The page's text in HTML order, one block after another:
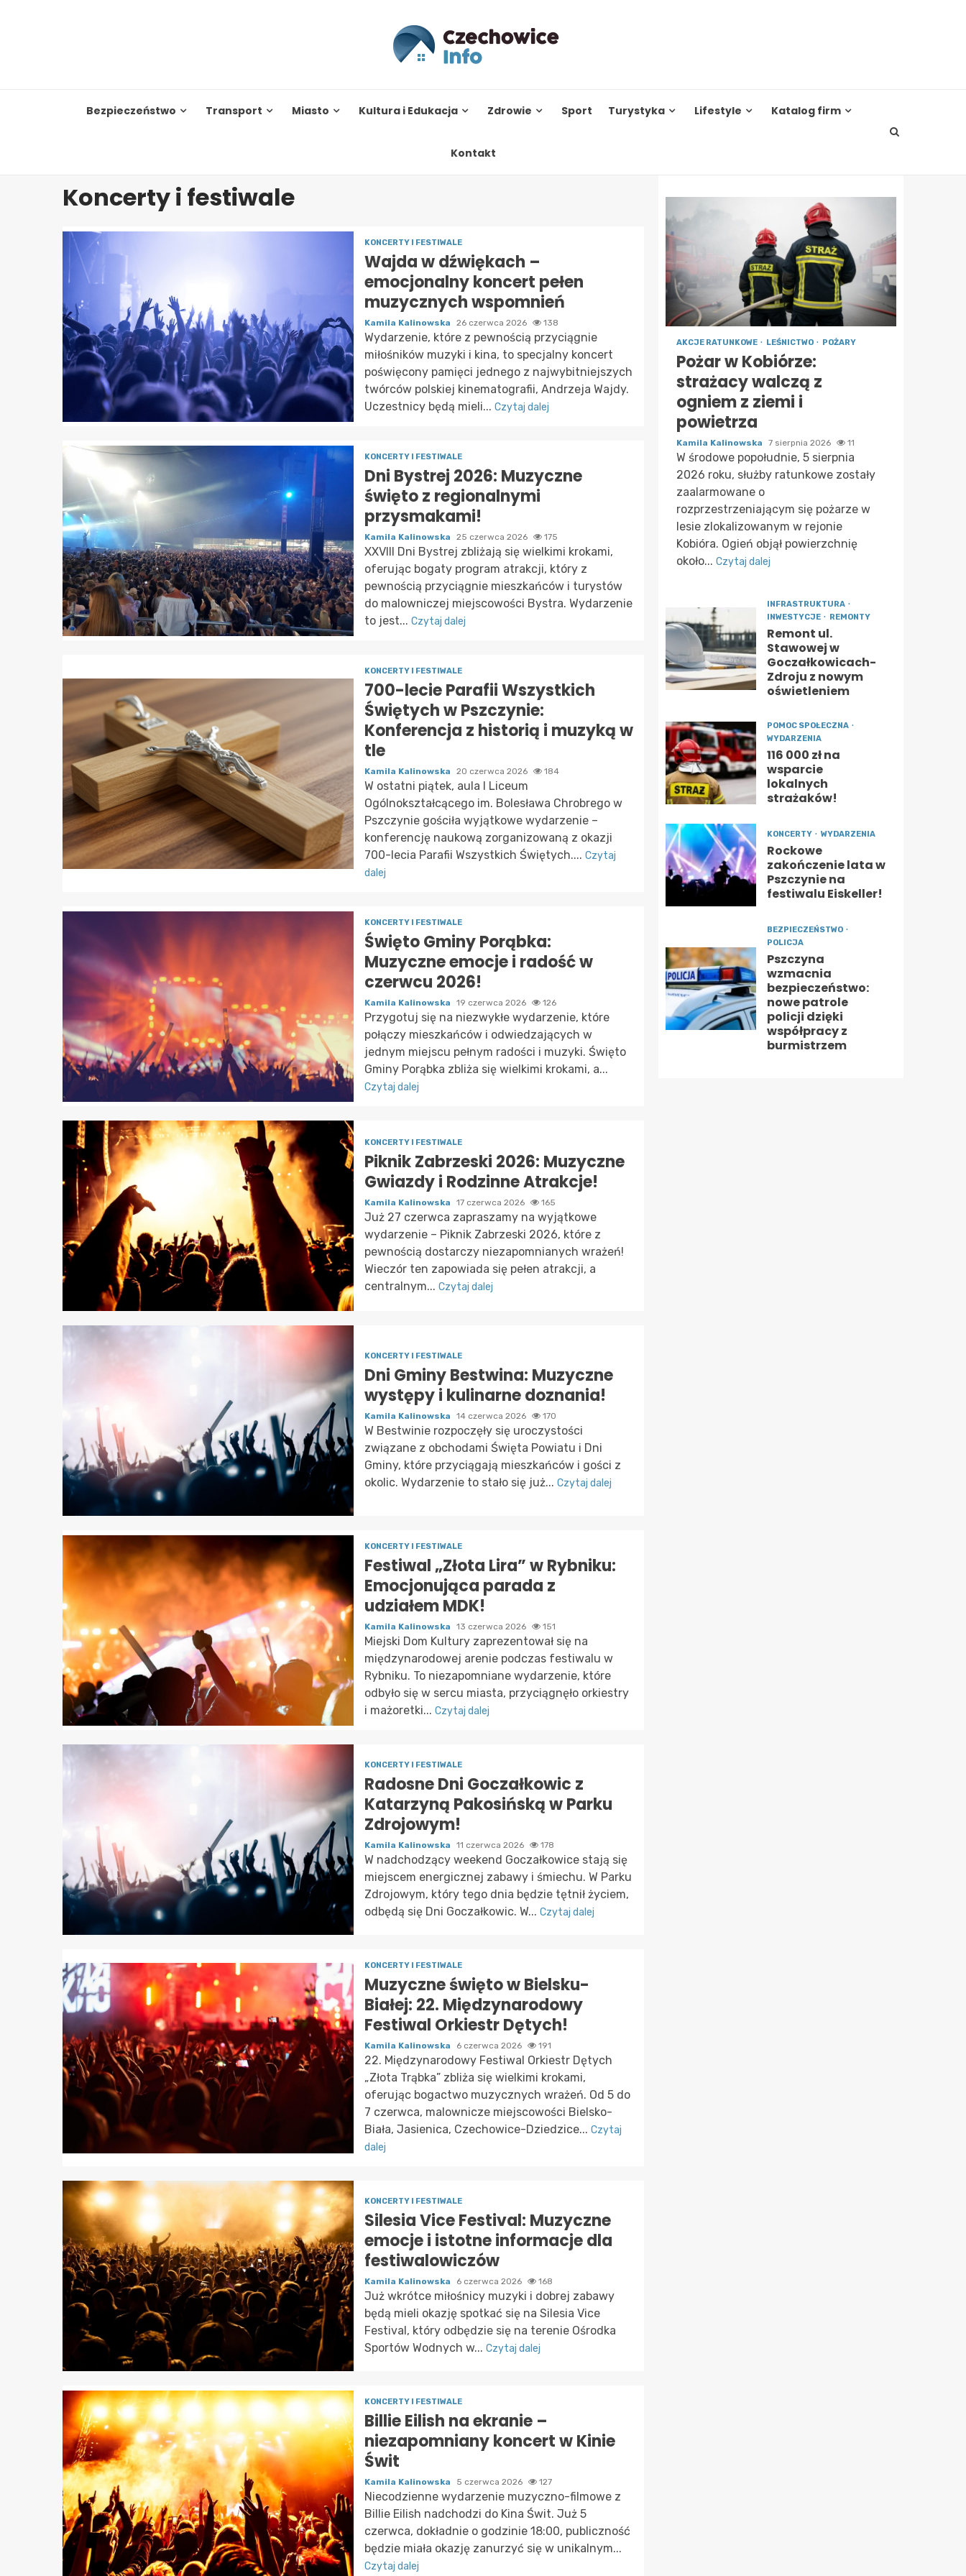
Bezpieczeństwo Transport Miasto Kultura i Edukacja Zdrowie Sport Turystyka Lifestyle Katalog firm
Kontakt
Koncerty i festiwale
KONCERTY I FESTIWALE
Wajda w dźwiękach –
emocjonalny koncert pełen
muzycznych wspomnień
Kamila Kalinowska 26 czerwca 2026 138
Wydarzenie, które z pewnością przyciągnie
miłośników muzyki i kina, to specjalny koncert
poświęcony pamięci jednego z najwybitniejszych
twórców polskiej kinematografii, Andrzeja Wajdy.
Uczestnicy będą mieli... Czytaj dalej
KONCERTY I FESTIWALE
Dni Bystrej 2026: Muzyczne
święto z regionalnymi
przysmakami!
Kamila Kalinowska 25 czerwca 2026 175
XXVIII Dni Bystrej zbliżają się wielkimi krokami,
oferując bogaty program atrakcji, który z
pewnością przyciągnie mieszkańców i turystów
do malowniczej miejscowości Bystra. Wydarzenie
to jest... Czytaj dalej
KONCERTY I FESTIWALE
700-lecie Parafii Wszystkich
Świętych w Pszczynie:
Konferencja z historią i muzyką w
tle
Kamila Kalinowska 20 czerwca 2026 184
W ostatni piątek, aula I Liceum
Ogólnokształcącego im. Bolesława Chrobrego w
Pszczynie gościła wyjątkowe wydarzenie –
konferencję naukową zorganizowaną z okazji
700-lecia Parafii Wszystkich Świętych.... Czytaj
dalej
KONCERTY I FESTIWALE
Święto Gminy Porąbka:
Muzyczne emocje i radość w
czerwcu 2026!
Kamila Kalinowska 19 czerwca 2026 126
Przygotuj się na niezwykłe wydarzenie, które
połączy mieszkańców i odwiedzających w
jednym miejscu pełnym radości i muzyki. Święto
Gminy Porąbka zbliża się wielkimi krokami, a...
Czytaj dalej
KONCERTY I FESTIWALE
Piknik Zabrzeski 2026: Muzyczne
Gwiazdy i Rodzinne Atrakcje!
Kamila Kalinowska 17 czerwca 2026 165
Już 27 czerwca zapraszamy na wyjątkowe
wydarzenie – Piknik Zabrzeski 2026, które z
pewnością dostarczy niezapomnianych wrażeń!
Wieczór ten zapowiada się pełen atrakcji, a
centralnym... Czytaj dalej
KONCERTY I FESTIWALE
Dni Gminy Bestwina: Muzyczne
występy i kulinarne doznania!
Kamila Kalinowska 14 czerwca 2026 170
W Bestwinie rozpoczęły się uroczystości
związane z obchodami Święta Powiatu i Dni
Gminy, które przyciągają mieszkańców i gości z
okolic. Wydarzenie to stało się już... Czytaj dalej
KONCERTY I FESTIWALE
Festiwal „Złota Lira” w Rybniku:
Emocjonująca parada z
udziałem MDK!
Kamila Kalinowska 13 czerwca 2026 151
Miejski Dom Kultury zaprezentował się na
międzynarodowej arenie podczas festiwalu w
Rybniku. To niezapomniane wydarzenie, które
odbyło się w sercu miasta, przyciągnęło orkiestry
i mażoretki... Czytaj dalej
KONCERTY I FESTIWALE
Radosne Dni Goczałkowic z
Katarzyną Pakosińską w Parku
Zdrojowym!
Kamila Kalinowska 11 czerwca 2026 178
W nadchodzący weekend Goczałkowice stają się
miejscem energicznej zabawy i śmiechu. W Parku
Zdrojowym, który tego dnia będzie tętnił życiem,
odbędą się Dni Goczałkowic. W... Czytaj dalej
KONCERTY I FESTIWALE
Muzyczne święto w Bielsku-
Białej: 22. Międzynarodowy
Festiwal Orkiestr Dętych!
Kamila Kalinowska 6 czerwca 2026 191
22. Międzynarodowy Festiwal Orkiestr Dętych
„Złota Trąbka” zbliża się wielkimi krokami,
oferując bogactwo muzycznych wrażeń. Od 5 do
7 czerwca, malownicze miejscowości Bielsko-
Biała, Jasienica, Czechowice-Dziedzice... Czytaj
dalej
KONCERTY I FESTIWALE
Silesia Vice Festival: Muzyczne
emocje i istotne informacje dla
festiwalowiczów
Kamila Kalinowska 6 czerwca 2026 168
Już wkrótce miłośnicy muzyki i dobrej zabawy
będą mieli okazję spotkać się na Silesia Vice
Festival, który odbędzie się na terenie Ośrodka
Sportów Wodnych w... Czytaj dalej
KONCERTY I FESTIWALE
Billie Eilish na ekranie –
niezapomniany koncert w Kinie
Świt
Kamila Kalinowska 5 czerwca 2026 127
Niecodzienne wydarzenie muzyczno-filmowe z
Billie Eilish nadchodzi do Kina Świt. Już 5
czerwca, dokładnie o godzinie 18:00, publiczność
będzie miała okazję zanurzyć się w unikalnym...
Czytaj dalej
AKCJE RATUNKOWE LEŚNICTWO POŻARY
Pożar w Kobiórze:
strażacy walczą z
ogniem z ziemi i
powietrza
Kamila Kalinowska 7 sierpnia 2026 11
W środowe popołudnie, 5 sierpnia
2026 roku, służby ratunkowe zostały
zaalarmowane o
rozprzestrzeniającym się pożarze w
lesie zlokalizowanym w rejonie
Kobióra. Ogień objął powierzchnię
około... Czytaj dalej
INFRASTRUKTURA
INWESTYCJE
REMONTY
Remont ul.
Stawowej w
Goczałkowicach-
Zdroju z nowym
oświetleniem
POMOC SPOŁECZNA
WYDARZENIA
116 000 zł na
wsparcie
lokalnych
strażaków!
KONCERTY WYDARZENIA
Rockowe
zakończenie lata w
Pszczynie na
festiwalu Eiskeller!
BEZPIECZEŃSTWO
POLICJA
Pszczyna
wzmacnia
bezpieczeństwo:
nowe patrole
policji dzięki
współpracy z
burmistrzem